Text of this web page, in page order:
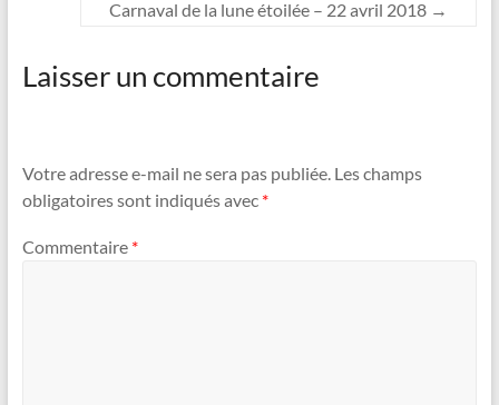
Carnaval de la lune étoilée – 22 avril 2018 →
Laisser un commentaire
Votre adresse e-mail ne sera pas publiée. Les champs
obligatoires sont indiqués avec *
Commentaire *